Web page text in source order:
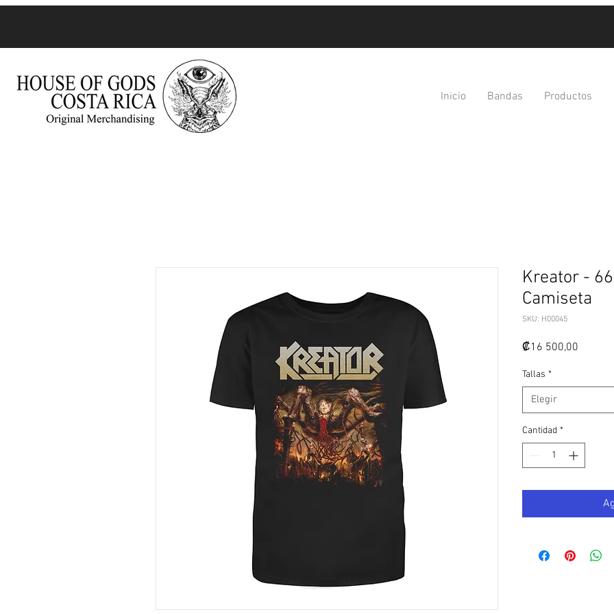
Inicio Bandas Productos
Kreator -
Camiseta
SKU: H00045
₡16 500,00
Tallas *
Elegir
Cantidad *